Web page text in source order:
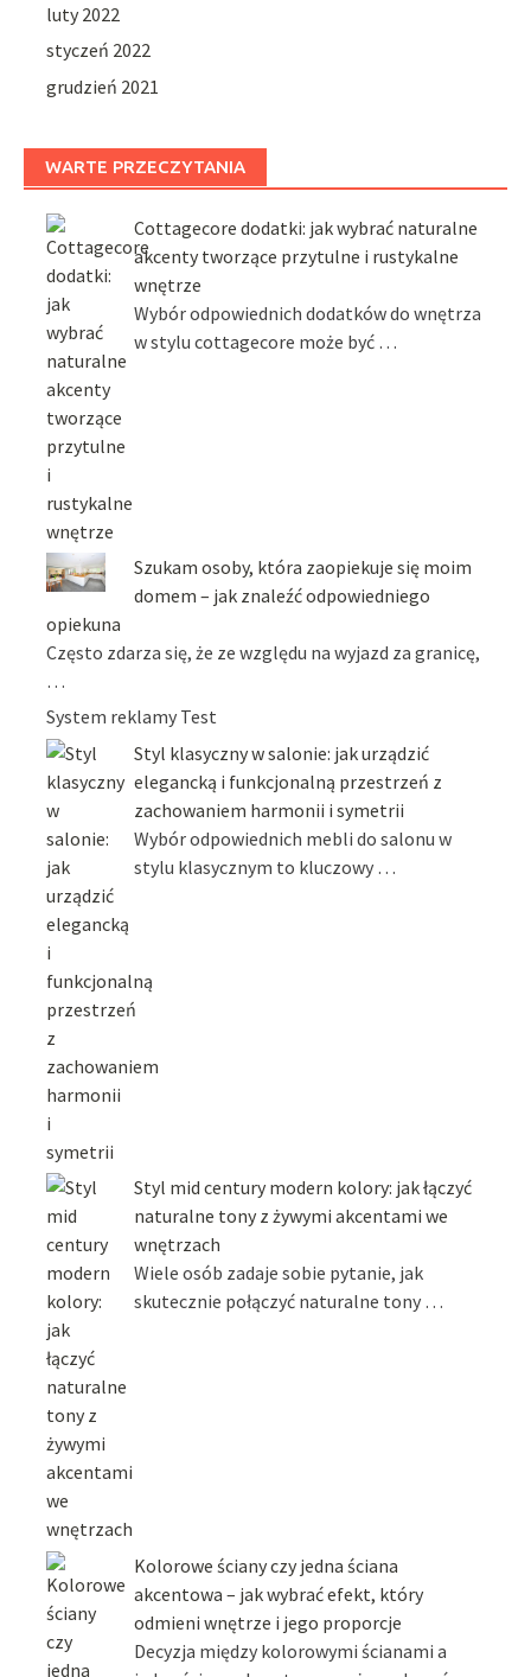
luty 2022
styczeń 2022
grudzień 2021
WARTE PRZECZYTANIA
Cottagecore dodatki: jak wybrać naturalne
akcenty tworzące przytulne i rustykalne
wnętrze
Wybór odpowiednich dodatków do wnętrza
w stylu cottagecore może być …
Szukam osoby, która zaopiekuje się moim
domem – jak znaleźć odpowiedniego
opiekuna
Często zdarza się, że ze względu na wyjazd za granicę,
…
System reklamy Test
Styl klasyczny w salonie: jak urządzić
elegancką i funkcjonalną przestrzeń z
zachowaniem harmonii i symetrii
Wybór odpowiednich mebli do salonu w
stylu klasycznym to kluczowy …
Styl mid century modern kolory: jak łączyć
naturalne tony z żywymi akcentami we
wnętrzach
Wiele osób zadaje sobie pytanie, jak
skutecznie połączyć naturalne tony …
Kolorowe ściany czy jedna ściana
akcentowa – jak wybrać efekt, który
odmieni wnętrze i jego proporcje
Decyzja między kolorowymi ścianami a